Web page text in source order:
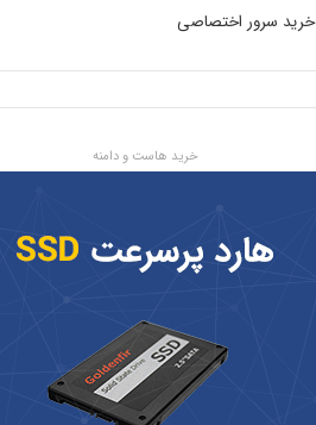
خرید سرور اختصاصی
خرید هاست و دامنه